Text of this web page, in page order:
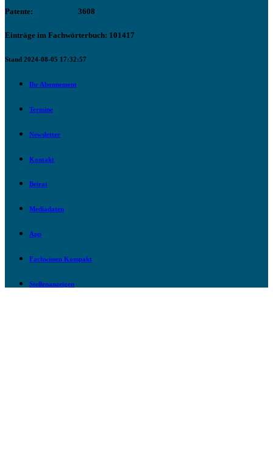
Patente: 3608
Einträge im Fachwörterbuch: 101417
Stand 2024-08-05 17:32:57
Ihr Abonnement
Termine
Newsletter
Kontakt
Beirat
Mediadaten
App
Fachwissen Kompakt
Stellenanzeigen